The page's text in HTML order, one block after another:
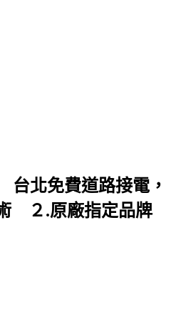
道路接電，
２.原廠指定品牌